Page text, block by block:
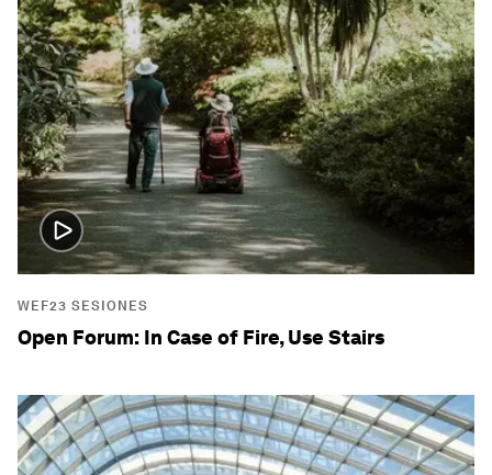
WEF23 SESIONES
Open Forum: In Case of Fire, Use Stairs